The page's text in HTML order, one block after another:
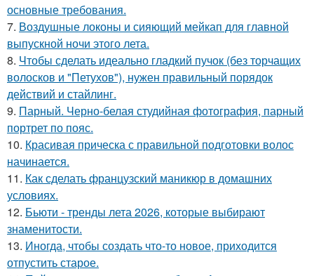
основные требования.
7. Воздушные локоны и сияющий мейкап для главной
выпускной ночи этого лета.
8. Чтобы сделать идеально гладкий пучок (без торчащих
волосков и "Петухов"), нужен правильный порядок
действий и стайлинг.
9. Парный. Черно-белая студийная фотография, парный
портрет по пояс.
10. Красивая прическа с правильной подготовки волос
начинается.
11. Как сделать французский маникюр в домашних
условиях.
12. Бьюти - тренды лета 2026, которые выбирают
знаменитости.
13. Иногда, чтобы создать что-то новое, приходится
отпустить старое.